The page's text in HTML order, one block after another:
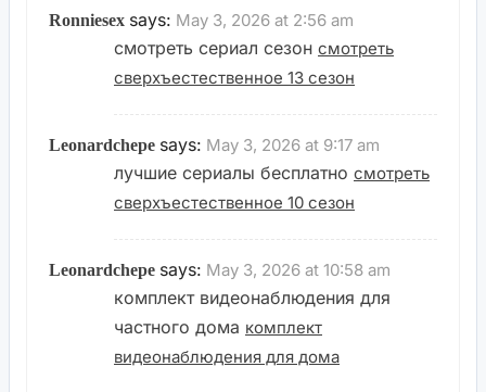
Ronniesex says: May 3, 2026 at 2:56 am
смотреть сериал сезон смотреть
сверхъестественное 13 сезон
Leonardchepe says: May 3, 2026 at 9:17 am
лучшие сериалы бесплатно смотреть
сверхъестественное 10 сезон
Leonardchepe says: May 3, 2026 at 10:58 am
комплект видеонаблюдения для
частного дома комплект
видеонаблюдения для дома